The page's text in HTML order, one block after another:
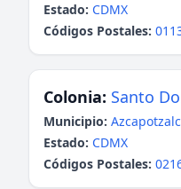
Estado: CDMX
Códigos Postales:
Colonia: Santo
Municipio:
Estado: CDMX
Códigos Postales: